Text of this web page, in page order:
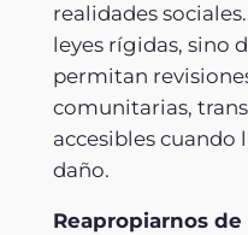
realidades
leyes rígidas, sino
permitan
comunitarias,
accesibles cuando
daño.
Reapropiarnos